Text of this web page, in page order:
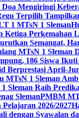
Mengiringi
Terpilih
1 MTsN 1 Sleman
Ketiga Perkemahan
Semangat,
MTsN 1 Sleman
186 Siswa
Berprestasi April-
MTsN 1 Sleman
Sleman Raih
SlemanPMBM
2026/2027
dengan Syawalan